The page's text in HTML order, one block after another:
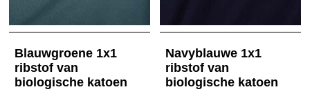
Blauwgroene 1x1
ribstof van
biologische katoen
Navyblauwe 1x1
ribstof van
biologische katoen